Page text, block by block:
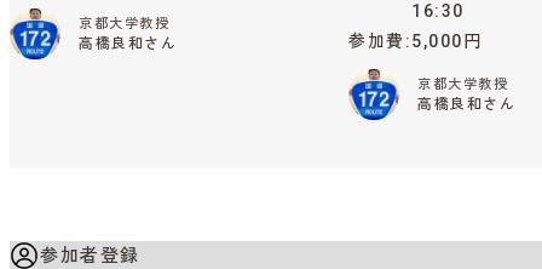
京都大学教授
高橋良和さん
16:30
参加費 5,000円
京都大学教授
高橋良和さん
参加者登録